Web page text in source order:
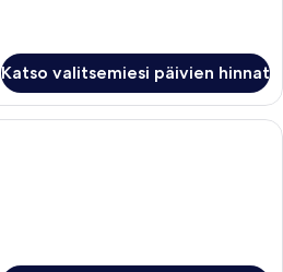
Katso valitsemiesi päivien hinnat
Hotellihuone, jossa on sänky,